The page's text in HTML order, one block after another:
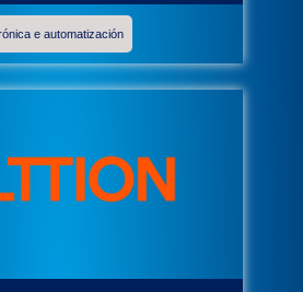
e automatización